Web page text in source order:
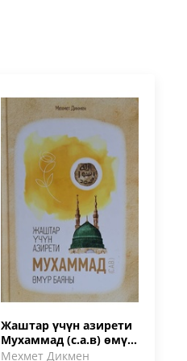
Жаштар үчүн азирети
Мухаммад (с.а.в) өмүр
баяны
Мехмет Дикмен